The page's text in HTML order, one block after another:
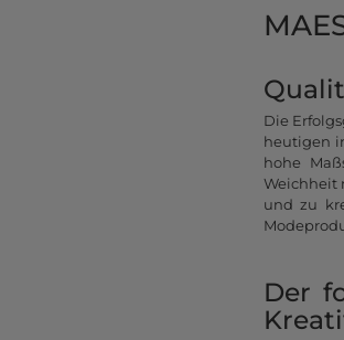
Die
heutigen
hohe
Weichheit
und zu
Der